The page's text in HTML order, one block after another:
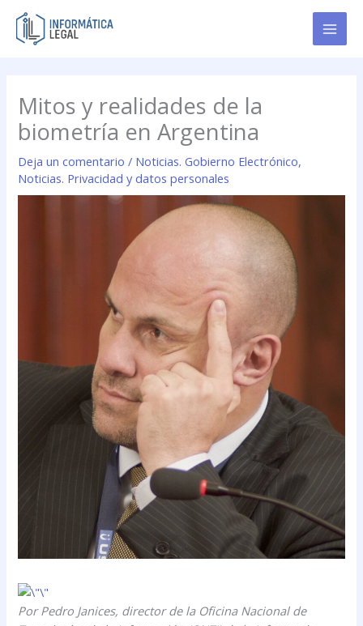
contenido
Mitos y realidades de la
biometría en Argentina
Deja un comentario / Noticias. Gobierno Electrónico,
Noticias. Privacidad y datos personales
Por Pedro Janices, director de la Oficina Nacional de